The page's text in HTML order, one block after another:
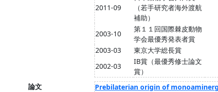
2011-09
（若手研究者海外渡航
補助）
2003-10
第１１回国際棘皮動物
学会最優秀発表者賞
2003-03
東京大学総長賞
2002-03
IB賞（最優秀修士論文
賞）
論文
Prebilaterian origin of